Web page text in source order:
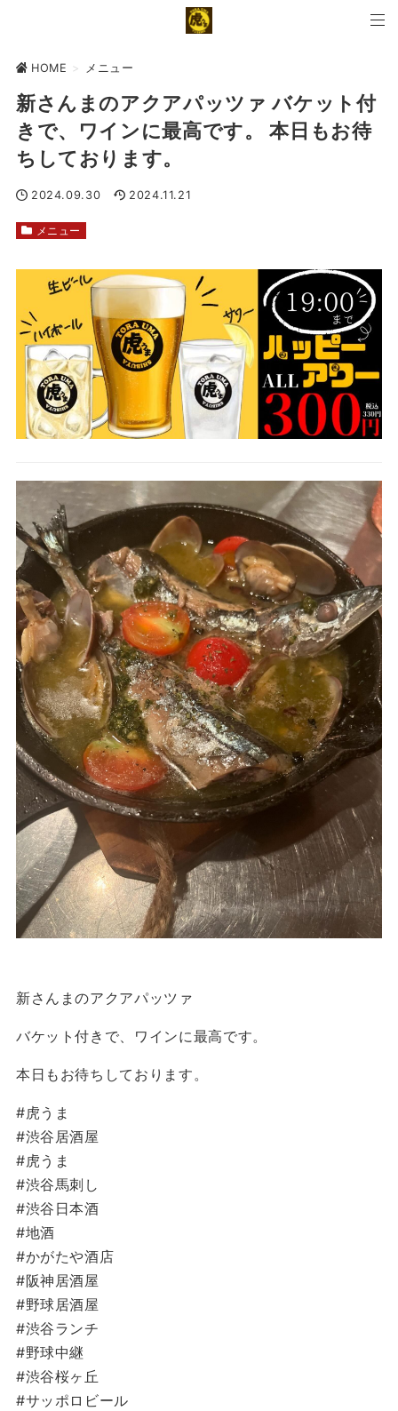
HOME > メニュー
新さんまのアクアパッツァ バケット付
きで、ワインに最高です。 本日もお待
ちしております。
2024.09.30 2024.11.21
メニュー
新さんまのアクアパッツァ
バケット付きで、ワインに最高です。
本日もお待ちしております。
#虎うま
#渋谷居酒屋
#虎うま
#渋谷馬刺し
#渋谷日本酒
#地酒
#かがたや酒店
#阪神居酒屋
#野球居酒屋
#渋谷ランチ
#野球中継
#渋谷桜ヶ丘
#サッポロビール